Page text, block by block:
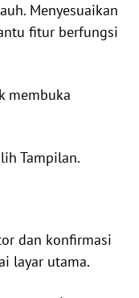
Menyesuaikan
fitur berfungsi
membuka
Tampilan.
dan konfirmasi
layar utama.